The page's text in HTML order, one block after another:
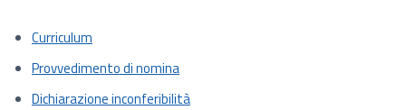
Curriculum
Provvedimento di nomina
Dichiarazione inconferibilità